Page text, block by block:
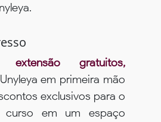
gratuitos,
em primeira mão
exclusivos para o
curso em um espaço